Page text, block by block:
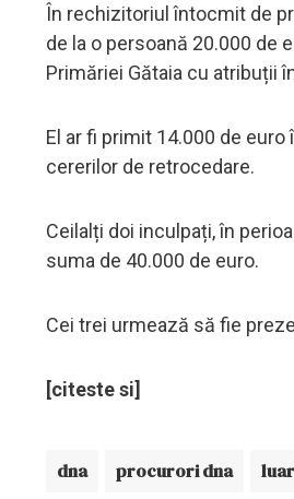
În rechizitoriul întocmit de
de la o persoană 20.000 de
Primăriei Gătaia cu atribuții
El ar fi primit 14.000 de
cererilor de retrocedare.
Ceilalți doi inculpați, în
suma de 40.000 de euro.
Cei trei urmează să fie
[citeste si]
dna procurori dna